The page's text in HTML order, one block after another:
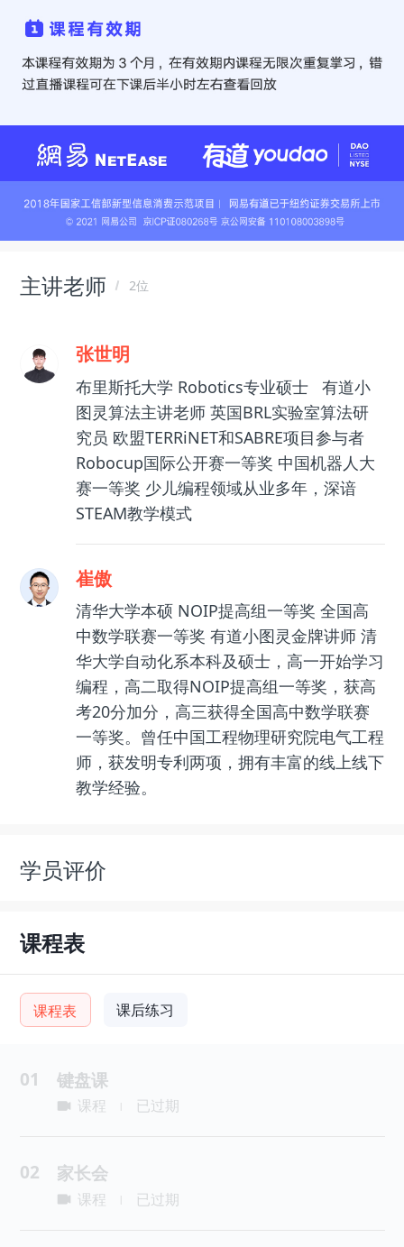
主讲老师 2位
张世明
布里斯托大学 Robotics专业硕士 有道小
图灵算法主讲老师 英国BRL实验室算法研
究员 欧盟TERRiNET和SABRE项目参与者
Robocup国际公开赛一等奖 中国机器人大
赛一等奖 少儿编程领域从业多年，深谙
STEAM教学模式
崔傲
清华大学本硕 NOIP提高组一等奖 全国高
中数学联赛一等奖 有道小图灵金牌讲师 清
华大学自动化系本科及硕士，高一开始学习
编程，高二取得NOIP提高组一等奖，获高
考20分加分，高三获得全国高中数学联赛
一等奖。曾任中国工程物理研究院电气工程
师，获发明专利两项，拥有丰富的线上线下
教学经验。
学员评价
课程表
课程表 课后练习
01 键盘课
课程 已过期
02 家长会
课程 已过期